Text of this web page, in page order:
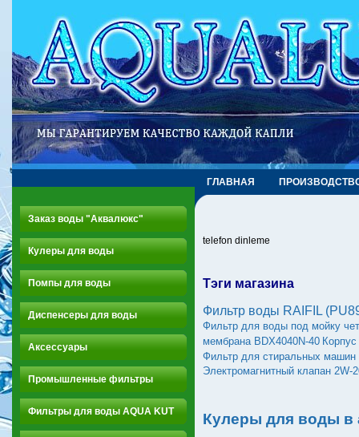
ГЛАВНАЯ
Заказ воды "Аквалюкс"
Кулеры для воды
Помпы для воды
Диспенсеры для воды
Аксессуары
Промышленные фильтры
Фильтры для воды AQUA KUT
telefon dinleme
Тэги магазина
Фильтр воды RAIFIL
Фильтр для воды под мойку
мембрана BDX4040N-40
Фильтр для стиральных машин
Электромагнитный клапан 2W-
Кулеры для воды в